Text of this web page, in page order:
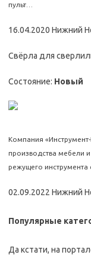
пульт…
16.04.2020 Нижний
Свёрла для
Состояние: Новый
Компания
производства мебели
режущего инструмента
02.09.2022 Нижний
Популярные
Да кстати, на